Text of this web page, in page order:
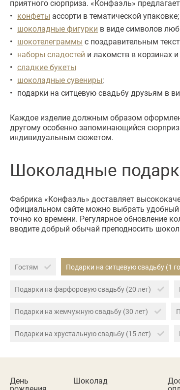
приятного сюрприза. «Конфаэль»
конфеты ассорти в тематической упаковке;
шоколадные фигурки в виде символов
шокотелеграммы с поздравительным
наборы сладостей и лакомств в корзинах
сладкие букеты
шоколадные сувениры;
подарки на ситцевую свадьбу друзьям в
Каждое изделие должным образом
другому особенно запоминающийся
индивидуальным сюжетом.
Шоколадные
Фабрика «Конфаэль» доставляет
официальном сайте можно выбрать удобный
точно ко времени. Регулярное обновление
вводите добрый обычай преподносить
Гостям Подарки на ситцевую свадьбу (1
Подарки на фарфоровую свадьбу (20 лет)
Подарки на жемчужную свадьбу (30 лет)
Подарки на хрустальную свадьбу (15 лет)
День
Шоколад